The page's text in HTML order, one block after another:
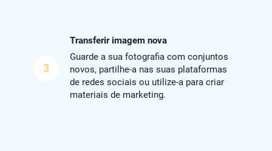
3
Transferir imagem nova
Guarde a sua fotografia com conjuntos
novos, partilhe-a nas suas plataformas
de redes sociais ou utilize-a para criar
materiais de marketing.